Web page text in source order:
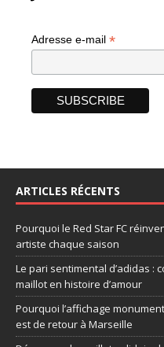
Adresse e-mail *
ARTICLES RÉCENTS
Pourquoi le Red Star FC
artiste chaque saison
Le pari sentimental d’adidas :
maillot en histoire d’amour
Pourquoi l’affichage
est de retour à Marseille